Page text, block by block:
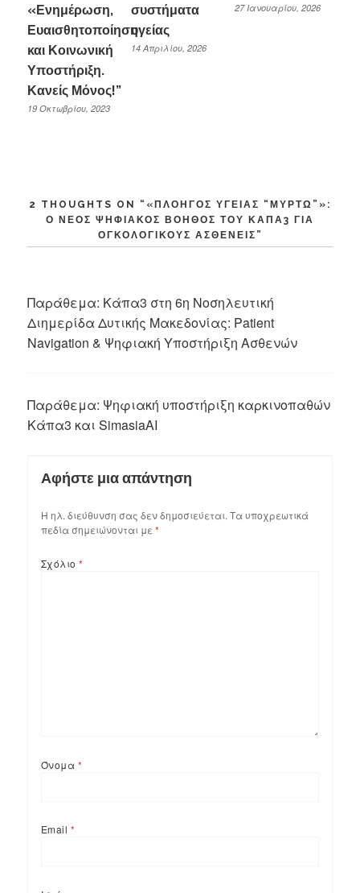
«Ενημέρωση,
Ευαισθητοποίηση
και Κοινωνική
Υποστήριξη.
Κανείς Μόνος!”
19 Οκτωβρίου, 2023
συστήματα
υγείας
14 Απριλίου, 2026
27 Ιανουαρίου, 2026
2 THOUGHTS ON “ «ΠΛΟΗΓΌΣ ΥΓΕΊΑΣ “ΜΥΡΤΏ”»:
Ο ΝΈΟΣ ΨΗΦΙΑΚΌΣ ΒΟΗΘΌΣ ΤΟΥ ΚΆΠΑ3 ΓΙΑ
ΟΓΚΟΛΟΓΙΚΟΎΣ ΑΣΘΕΝΕΊΣ ”
Παράθεμα: Κάπα3 στη 6η Νοσηλευτική
Διημερίδα Δυτικής Μακεδονίας: Patient
Navigation & Ψηφιακή Υποστήριξη Ασθενών
Παράθεμα: Ψηφιακή υποστήριξη καρκινοπαθών
Κάπα3 και SimasiaAI
Αφήστε μια απάντηση
Η ηλ. διεύθυνση σας δεν δημοσιεύεται. Τα υποχρεωτικά
πεδία σημειώνονται με *
Σχόλιο *
Όνομα *
Email *